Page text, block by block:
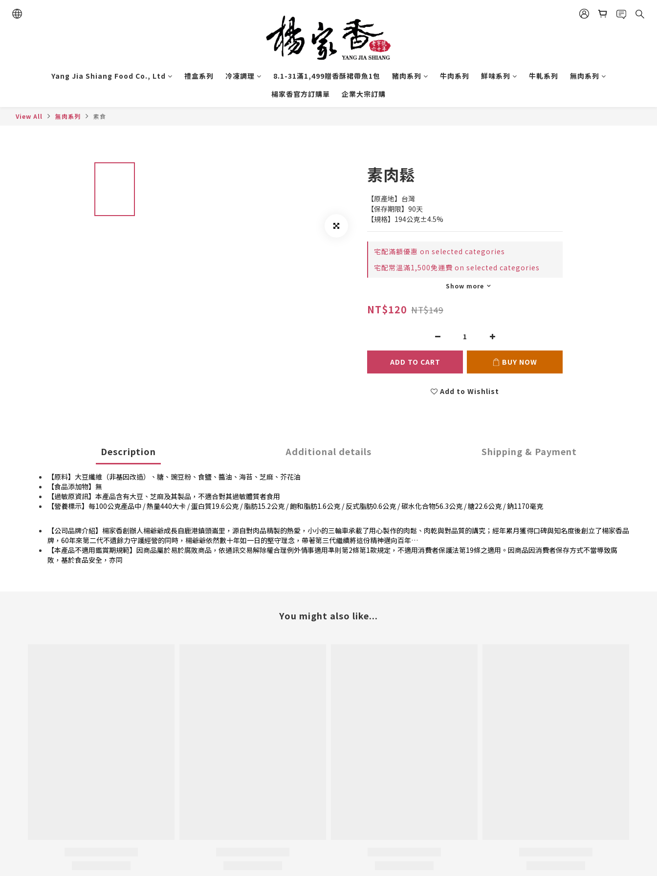
Yang Jia Shiang Food Co., Ltd 禮盒系列 冷凍調理 8.1-31滿1,499贈香酥裙帶魚1包 豬肉系列 牛肉系列 鮮味系列 牛軋系列
無肉系列
楊家香官方訂購單
企業大宗訂購
View All 無肉系列 素食
素肉鬆
【原產地】台灣
【保存期限】90天
【規格】194公克±4.5%
宅配滿額優惠 on selected categories
宅配常溫滿1,500免運費 on selected categories
Show more
NT$120 NT$149
ADD TO CART BUY NOW
Add to Wishlist
Description Additional details Shipping & Payment
【原料】大豆纖維（非基因改造）、糖、豌豆粉、食鹽、醬油、海苔、芝麻、芥花油
【食品添加物】無
【過敏原資訊】本產品含有大豆、芝麻及其製品，不適合對其過敏體質者食用
【營養標示】每100公克產品中 / 熱量440大卡 / 蛋白質19.6公克 / 脂肪15.2公克 / 飽和脂肪1.6公克 / 反式脂肪0.6公克 / 碳水化合物56.3公克 / 糖22.6公克 / 鈉1170毫克
【公司品牌介紹】楊家香創辦人楊爺爺成長自鹿港鎮頭崙里，源自對肉品精製的熱愛，小小的三輪車承載了用心製作的肉鬆、肉乾與對品質的講究；經年累月獲得口碑與知名度後創立了楊家香品
牌，60年來第二代不遺餘力守護經營的同時，楊爺爺依然數十年如一日的堅守理念，帶著第三代繼續將這份精神邁向百年…
【本產品不適用鑑賞期規範】因商品屬於易於腐敗商品，依通訊交易解除權合理例外情事適用準則第2條第1款規定，不適用消費者保護法第19條之適用。因商品因消費者保存方式不當導致腐
敗，基於食品安全，亦同
You might also like...